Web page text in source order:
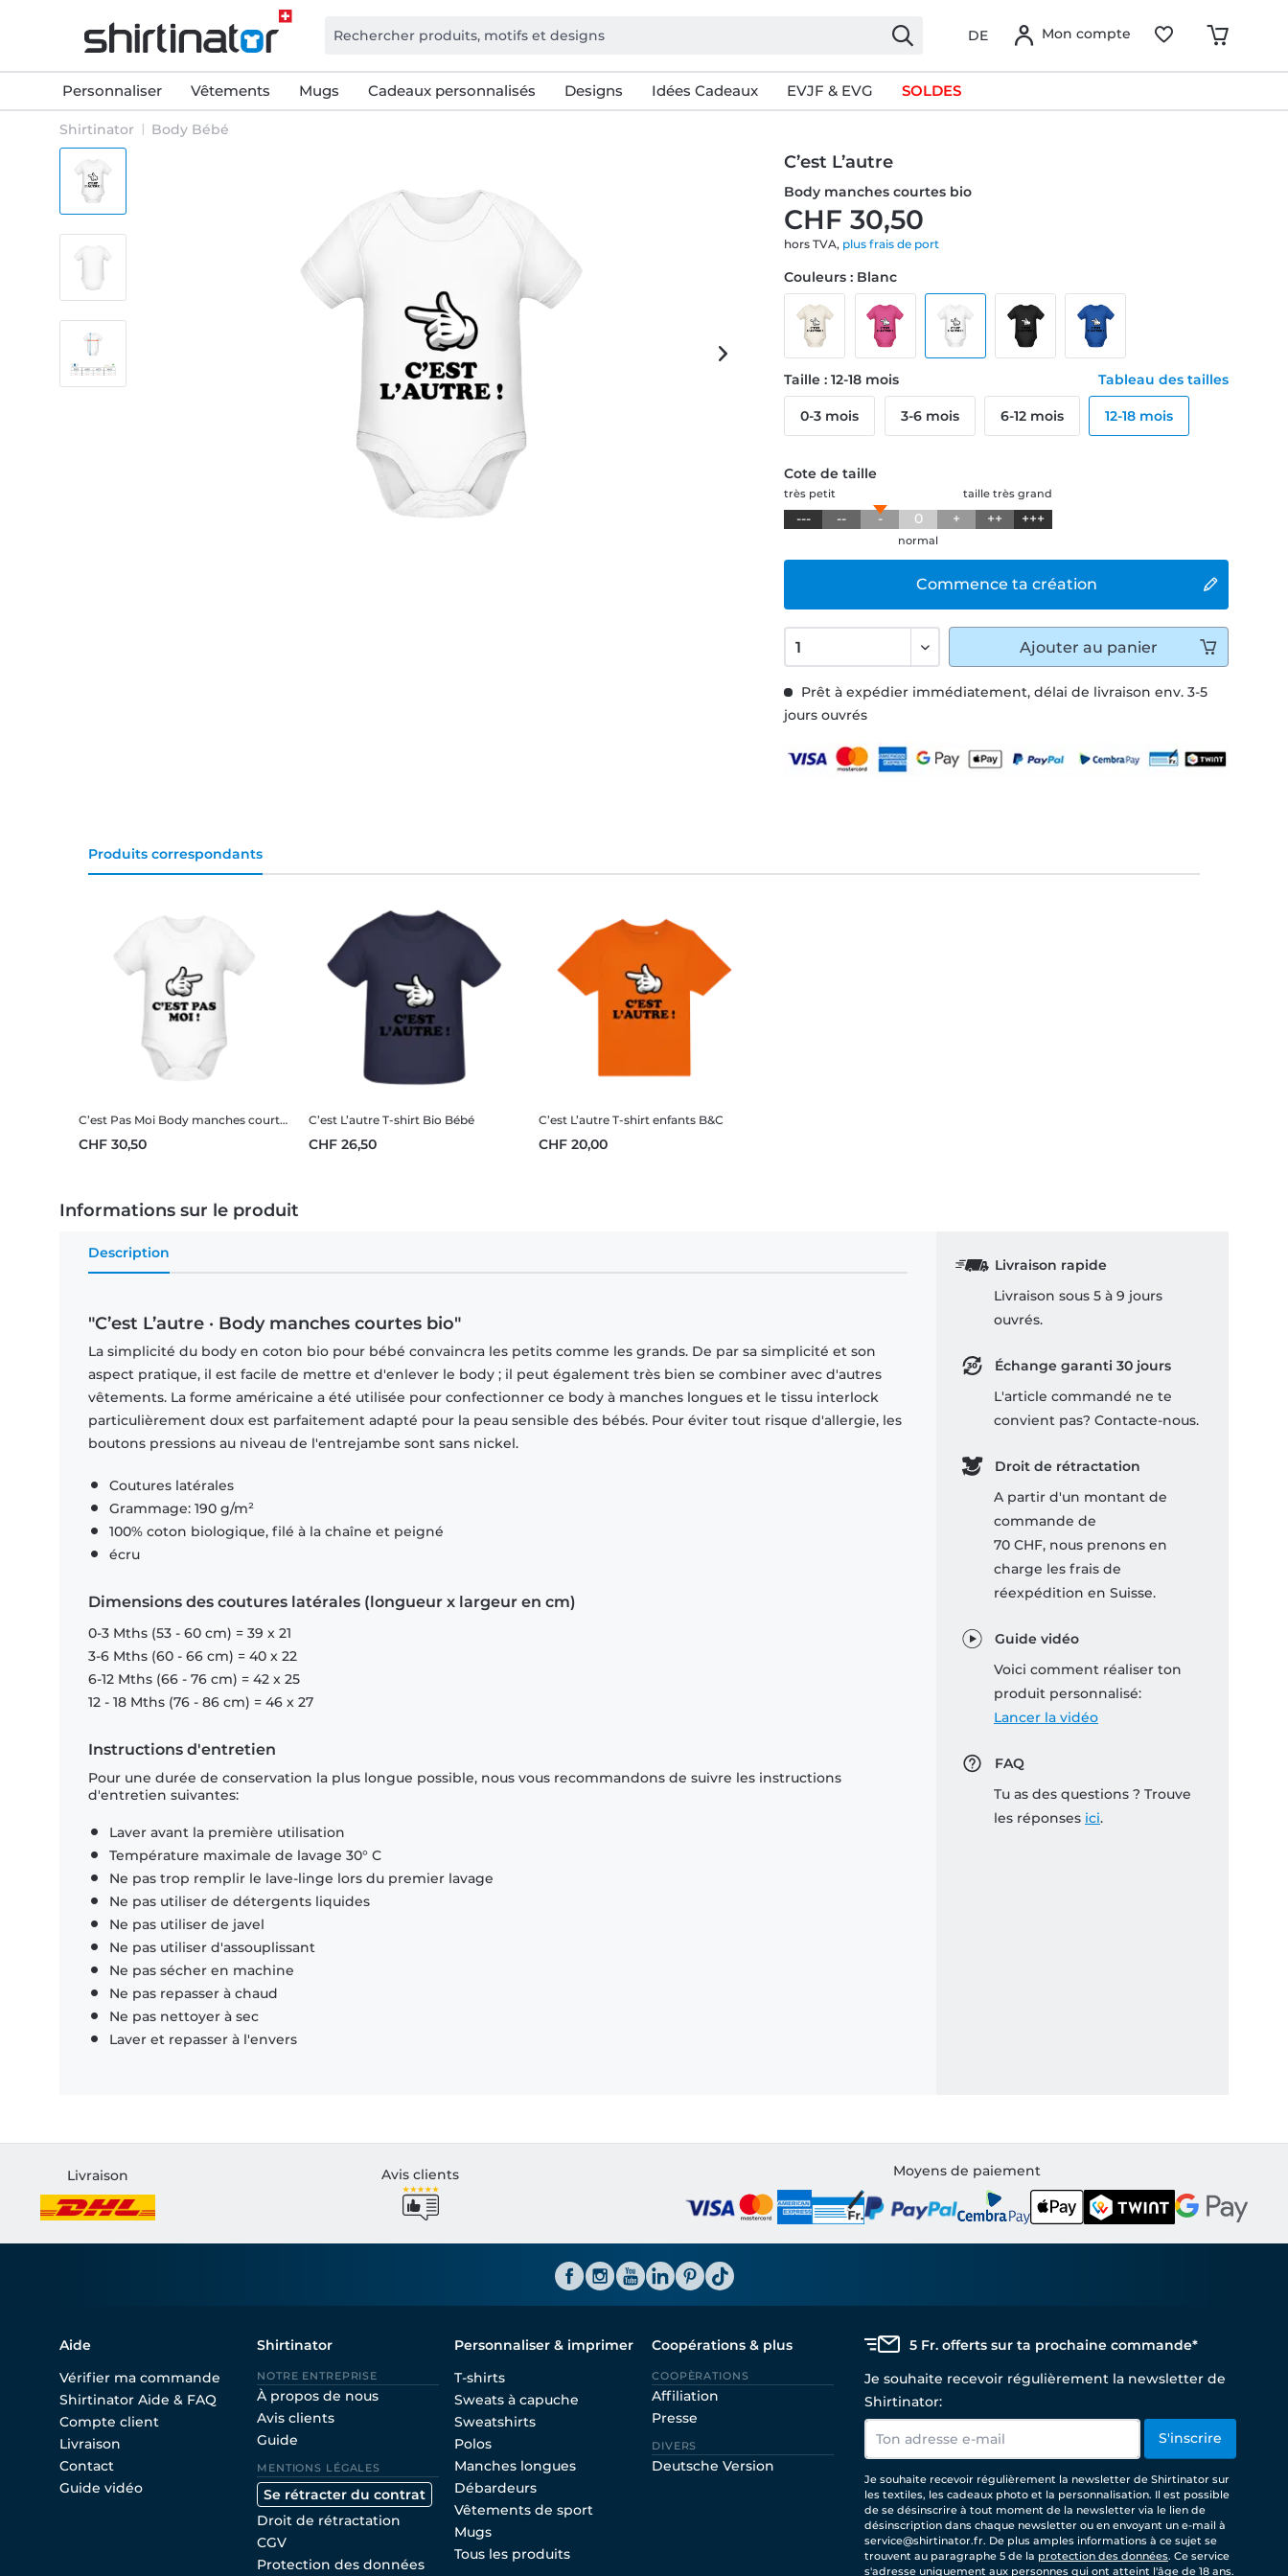
DE Mon compte
Personnaliser Vêtements Mugs Cadeaux personnalisés Designs Idées Cadeaux EVJF & EVG SOLDES
Shirtinator Body Bébé
C’est L’autre
Body manches courtes bio
CHF 30,50
hors TVA, plus frais de port
Prêt à expédier immédiatement, délai de livraison env. 3-5
jours ouvrés
Commence ta création
Couleurs : Blanc
Taille : 12-18 mois Tableau des tailles
0-3 mois 3-6 mois 6-12 mois 12-18 mois
Cote de taille
taille très grand
très petit
--- -- - 0 + ++ +++
normal
Ajouter au panier
Produits correspondants
C’est Pas Moi Body manches courtes bio
CHF 30,50
C’est L’autre T-shirt Bio Bébé
CHF 26,50
C’est L’autre T-shirt enfants B&C
CHF 20,00
Informations sur le produit
Description
"C’est L’autre · Body manches courtes bio"
La simplicité du body en coton bio pour bébé convaincra les petits comme les grands. De par sa simplicité et son
aspect pratique, il est facile de mettre et d'enlever le body ; il peut également très bien se combiner avec d'autres
vêtements. La forme américaine a été utilisée pour confectionner ce body à manches longues et le tissu interlock
particulièrement doux est parfaitement adapté pour la peau sensible des bébés. Pour éviter tout risque d'allergie, les
boutons pressions au niveau de l'entrejambe sont sans nickel.
Coutures latérales
Grammage: 190 g/m²
100% coton biologique, filé à la chaîne et peigné
écru
Dimensions des coutures latérales (longueur x largeur en cm)
0-3 Mths (53 - 60 cm) = 39 x 21
3-6 Mths (60 - 66 cm) = 40 x 22
6-12 Mths (66 - 76 cm) = 42 x 25
12 - 18 Mths (76 - 86 cm) = 46 x 27
Instructions d'entretien
Pour une durée de conservation la plus longue possible, nous vous recommandons de suivre les instructions
d'entretien suivantes:
Laver avant la première utilisation
Température maximale de lavage 30° C
Ne pas trop remplir le lave-linge lors du premier lavage
Ne pas utiliser de détergents liquides
Ne pas utiliser de javel
Ne pas utiliser d'assouplissant
Ne pas sécher en machine
Ne pas repasser à chaud
Ne pas nettoyer à sec
Laver et repasser à l'envers
Livraison rapide
Livraison sous 5 à 9 jours
ouvrés.
Échange garanti 30 jours
L'article commandé ne te
convient pas? Contacte-nous.
Droit de rétractation
A partir d'un montant de
commande de
70 CHF, nous prenons en
charge les frais de
réexpédition en Suisse.
Guide vidéo
Voici comment réaliser ton
produit personnalisé:
Lancer la vidéo
FAQ
Tu as des questions ? Trouve
les réponses ici.
Livraison Avis clients Moyens de paiement
Aide
Vérifier ma commande
Shirtinator Aide & FAQ
Compte client
Livraison
Contact
Guide vidéo
Shirtinator
NOTRE ENTREPRISE
À propos de nous
Avis clients
Guide
MENTIONS LÉGALES
Se rétracter du contrat
Droit de rétractation
CGV
Protection des données
Personnaliser & imprimer
T-shirts
Sweats à capuche
Sweatshirts
Polos
Manches longues
Débardeurs
Vêtements de sport
Mugs
Tous les produits
Coopérations & plus
COOPÈRATIONS
Affiliation
Presse
DIVERS
Deutsche Version
5 Fr. offerts sur ta prochaine commande*
Je souhaite recevoir régulièrement la newsletter de
Shirtinator:
S'inscrire
Je souhaite recevoir régulièrement la newsletter de Shirtinator sur
les textiles, les cadeaux photo et la personnalisation. Il est possible
de se désinscrire à tout moment de la newsletter via le lien de
désinscription dans chaque newsletter ou en envoyant un e-mail à
service@shirtinator.fr. De plus amples informations à ce sujet se
trouvent au paragraphe 5 de la protection des données. Ce service
s'adresse uniquement aux personnes qui ont atteint l'âge de 18 ans.